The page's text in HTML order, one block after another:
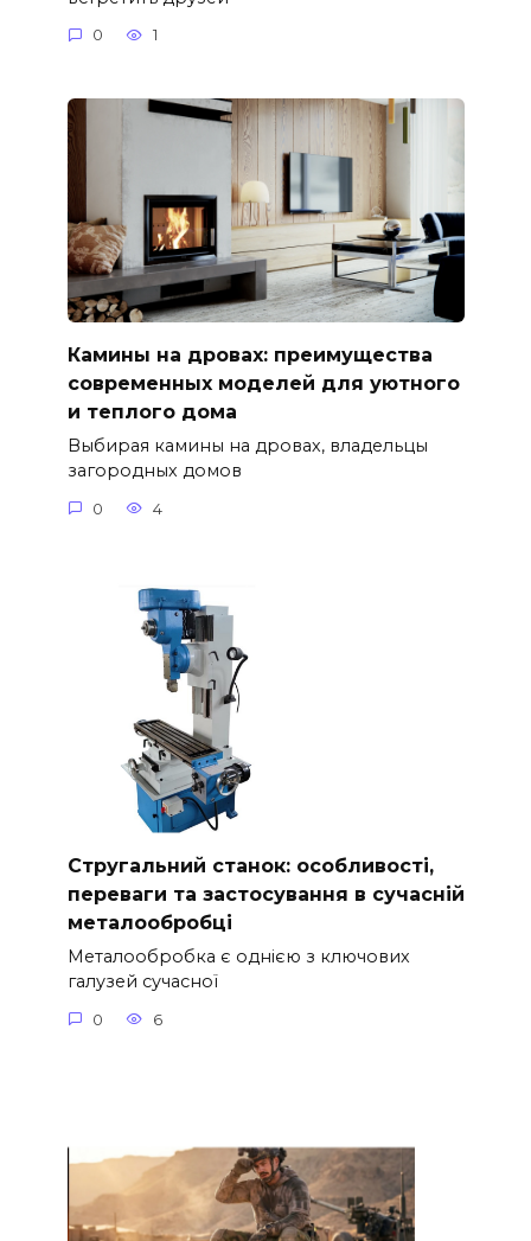
0 1
Камины на дровах: преимущества
современных моделей для уютного
и теплого дома
Выбирая камины на дровах, владельцы
загородных домов
0 4
Стругальний станок: особливості,
переваги та застосування в сучасній
металообробці
Металообробка є однією з ключових
галузей сучасної
0 6